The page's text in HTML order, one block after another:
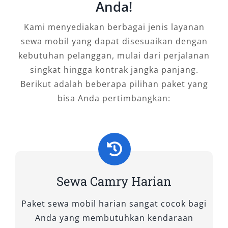
untuk urusan bisnis, agenda resmi, maupun
yang memadukan kenyamanan, efisiensi, dan
citra profesional. Fleksibilitas layanan seperti
lepas kunci, antar jemput Bandara Rendani,
serta pilihan dengan sopir menjadikannya
pilihan unggul dibanding kendaraan lain. Jadi,
bila Anda mencari mobil mewah untuk
dengan rasa tenang dan eksklusif,
mobil Camry Manokwari adalah jawaban
tepat. Pilih penyedia terpercaya yang
menawarkan harga murah, layanan ramah, dan
unit Camry terbaru untuk memastikan
perjalanan Anda lebih bermakna dan berkelas.
Anda!
Kami menyediakan berbagai jenis layanan
sewa mobil yang dapat disesuaikan dengan
kebutuhan pelanggan, mulai dari perjalanan
singkat hingga kontrak jangka panjang.
Berikut adalah beberapa pilihan paket yang
bisa Anda pertimbangkan:
Sewa Camry Harian
Paket sewa mobil harian sangat cocok bagi
Anda yang membutuhkan kendaraan